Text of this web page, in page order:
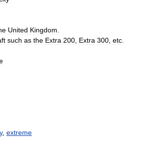
United Kingdom
such as the Extra 200 Extra 300 etc
, extreme